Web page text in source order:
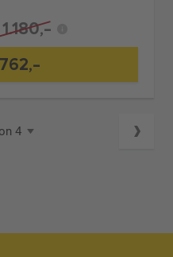
1.180,-
762,-
4